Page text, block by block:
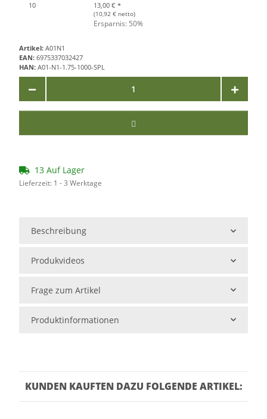
10 13,00 € *
(10,92 € netto)
Ersparnis: 50%
Artikel: A01N1
EAN: 6975337032427
HAN: A01-N1-1.75-1000-SPL
13 Auf Lager
Lieferzeit: 1 - 3 Werktage
Beschreibung
Produkvideos
Frage zum Artikel
Produktinformationen
KUNDEN KAUFTEN DAZU FOLGENDE ARTIKEL: